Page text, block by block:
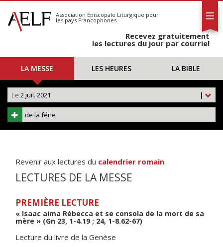
S'abonner
Calendrier
Association Épiscopale Liturgique pour
les pays Francophones
Recevez gratuitement
les lectures du jour par courriel
LA MESSE LES HEURES LA BIBLE
|
Le 2 juil. 2021
de la férie
Revenir aux lectures du calendrier romain.
LECTURES DE LA MESSE
PREMIÈRE LECTURE
« Isaac aima Rébecca et se consola de la mort de sa
mère » (Gn 23, 1-4.19 ; 24, 1-8.62-67)
Lecture du livre de la Genèse